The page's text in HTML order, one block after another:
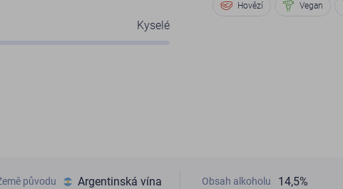
Hovězí Vegan
Kyselé
původu Argentinská vína Obsah alkoholu 14,5%